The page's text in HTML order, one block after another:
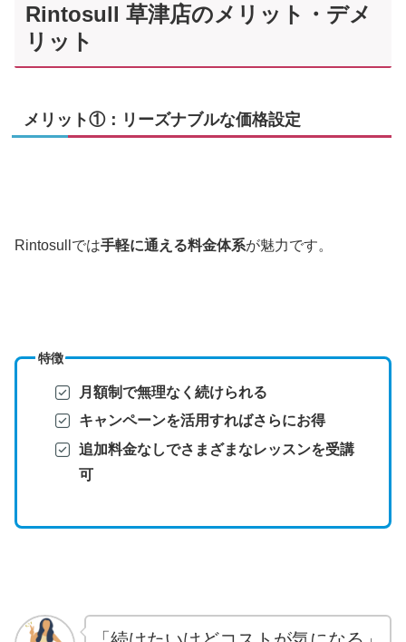
Rintosull 草津店のメリット・デメ
リット
メリット①：リーズナブルな価格設定
Rintosullでは手軽に通える料金体系が魅力です。
特徴
月額制で無理なく続けられる
キャンペーンを活用すればさらにお得
追加料金なしでさまざまなレッスンを受講
可